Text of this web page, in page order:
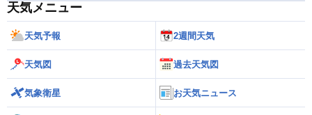
天気メニュー
天気予報 2週間天気
天気図 過去天気図
気象衛星 お天気ニュース